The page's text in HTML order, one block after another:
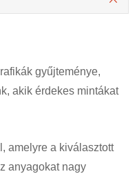
gyűjteménye,
akik érdekes mintákat
amelyre a kiválasztott
anyagokat nagy